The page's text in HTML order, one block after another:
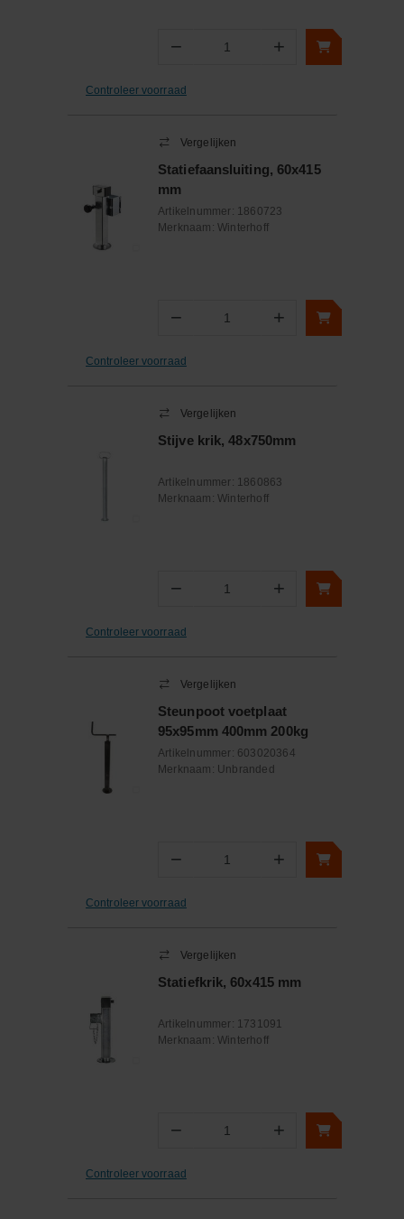
− Aantal +
Controleer voorraad
Vergelijken
Statiefaansluiting, 60x415
mm
Artikelnummer: 1860723
Merknaam: Winterhoff
− Aantal +
Controleer voorraad
Vergelijken
Stijve krik, 48x750mm
Artikelnummer: 1860863
Merknaam: Winterhoff
− Aantal +
Controleer voorraad
Vergelijken
Steunpoot voetplaat
95x95mm 400mm 200kg
Artikelnummer: 603020364
Merknaam: Unbranded
− Aantal +
Controleer voorraad
Vergelijken
Statiefkrik, 60x415 mm
Artikelnummer: 1731091
Merknaam: Winterhoff
− Aantal +
Controleer voorraad